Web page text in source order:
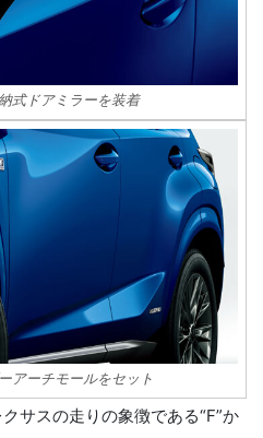
式ドアミラーを装着
アーチモールをセット
サスの走りの象徴である“F”か